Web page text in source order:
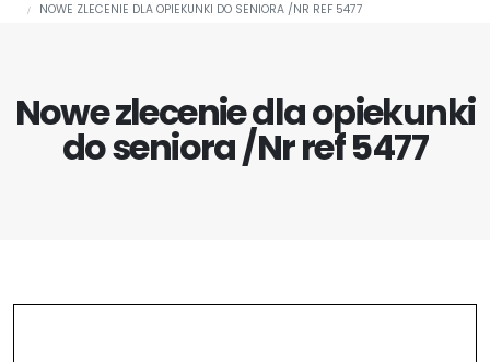
NOWE ZLECENIE DLA OPIEKUNKI DO SENIORA /NR REF 5477
Nowe zlecenie dla opiekunki
do seniora /Nr ref 5477